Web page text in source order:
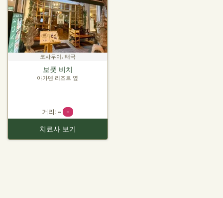
코사무이, 태국
보풋 비치
아가덴 리조트 옆
거리: ~ -
치료사 보기